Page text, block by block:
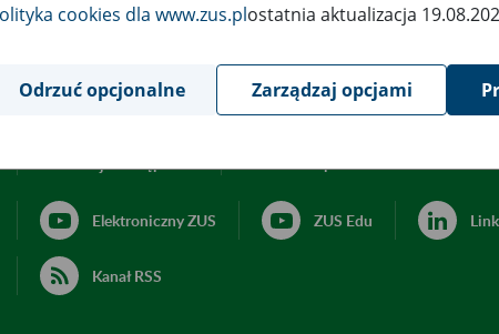
Elektroniczny ZUS ZUS Edu
Kanał RSS
cookies dla www.zus.plostatnia aktualizacja
Odrzuć opcjonalne Zarządzaj opcjami